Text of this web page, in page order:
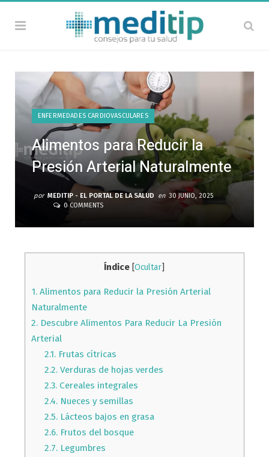
ENFERMEDADES CARDIOVASCULARES
Alimentos para Reducir la
Presión Arterial Naturalmente
por MEDITIP - EL PORTAL DE LA SALUD en 30 JUNIO, 2025
0 COMMENTS
Índice [Ocultar]
1.Alimentos para Reducir la Presión Arterial
Naturalmente
2.Descubre Alimentos Para Reducir La Presión
Arterial
2.1. Frutas cítricas
2.2. Verduras de hojas verdes
2.3. Cereales integrales
2.4. Nueces y semillas
2.5. Lácteos bajos en grasa
2.6. Frutos del bosque
2.7. Legumbres